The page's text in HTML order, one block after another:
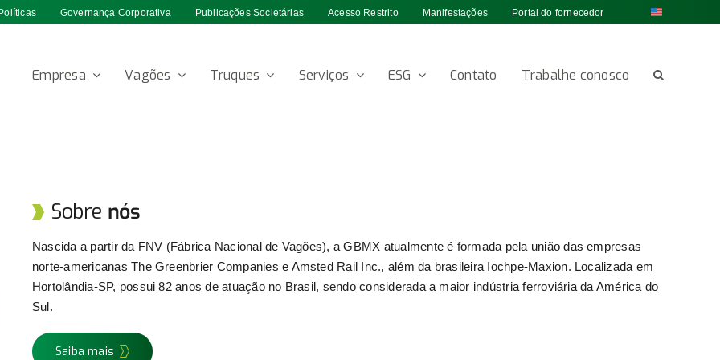
Políticas Governança Corporativa Publicações Societárias Acesso Restrito Manifestações Portal do fornecedor
Empresa Vagões Truques Serviços ESG Contato Trabalhe conosco
Sobre nós
Nascida a partir da FNV (Fábrica Nacional de Vagões), a GBMX atualmente é formada pela união das empresas
norte-americanas The Greenbrier Companies e Amsted Rail Inc., além da brasileira Iochpe-Maxion. Localizada em
Hortolândia-SP, possui 82 anos de atuação no Brasil, sendo considerada a maior indústria ferroviária da América do
Sul.
Saiba mais